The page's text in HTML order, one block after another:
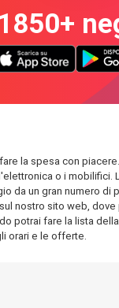
1850+
la spesa con
o i
da un gran numero
nostro sito web,
potrai fare la lista
orari e le offerte.